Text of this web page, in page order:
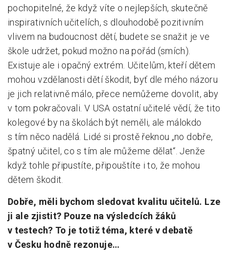
pochopitelné, že když víte o nejlepších, skutečně
inspirativních učitelích, s dlouhodobě pozitivním
vlivem na budoucnost dětí, budete se snažit je ve
škole udržet, pokud možno na pořád (smích).
Existuje ale i opačný extrém. Učitelům, kteří dětem
mohou vzdělanosti dětí škodit, byť dle mého názoru
je jich relativně málo, přece nemůžeme dovolit, aby
v tom pokračovali. V USA ostatní učitelé vědí, že tito
kolegové by na školách být neměli, ale málokdo
s tím něco nadělá. Lidé si prostě řeknou „no dobře,
špatný učitel, co s tím ale můžeme dělat“. Jenže
když tohle připustíte, připouštíte i to, že mohou
dětem škodit.
Dobře, měli bychom sledovat kvalitu učitelů. Lze
ji ale zjistit? Pouze na výsledcích žáků
v testech? To je totiž téma, které v debatě
v Česku hodně rezonuje…